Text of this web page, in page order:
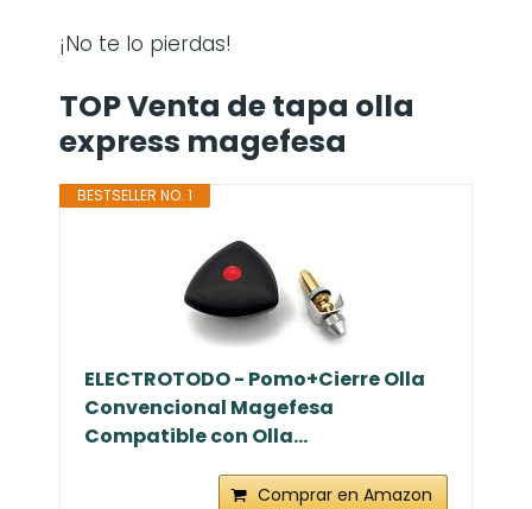
¡No te lo pierdas!
TOP Venta de tapa olla
express magefesa
BESTSELLER NO. 1
ELECTROTODO - Pomo+Cierre Olla
Convencional Magefesa
Compatible con Olla...
Comprar en Amazon